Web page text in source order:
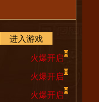
进入游戏
火爆开启H
火爆开启H
火爆开启H